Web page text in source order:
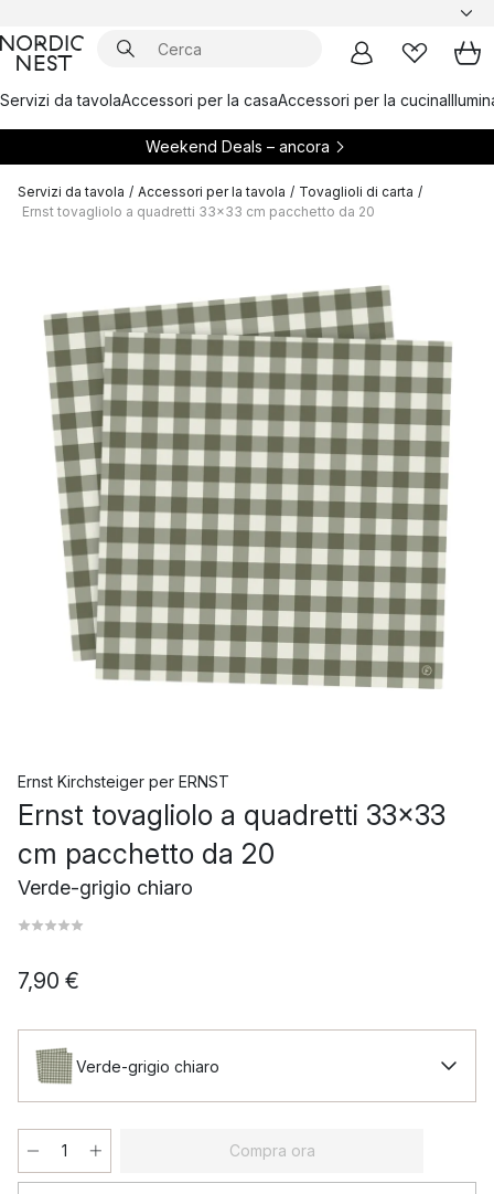
Servizi da tavolaAccessori per la casaAccessori per la cucina
Weekend Deals – ancora
Servizi da tavola / Accessori per la tavola / Tovaglioli di carta /
Ernst tovagliolo a quadretti 33x33 cm pacchetto da 20
Ernst Kirchsteiger per ERNST
Ernst tovagliolo a quadretti 33x33
cm pacchetto da 20
Verde-grigio chiaro
7,90 €
Verde-grigio chiaro
Compra ora